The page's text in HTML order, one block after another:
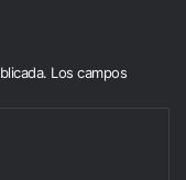
Los campos